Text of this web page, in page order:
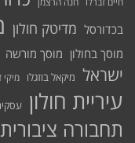
בכדורסל מדיטק חולון
מוסך בחולון מוסך מורשה
ישראל מיקאל בוזגלו מיקי
עיריית חולון
תחבורה ציבורית